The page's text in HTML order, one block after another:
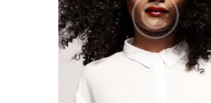
About Us